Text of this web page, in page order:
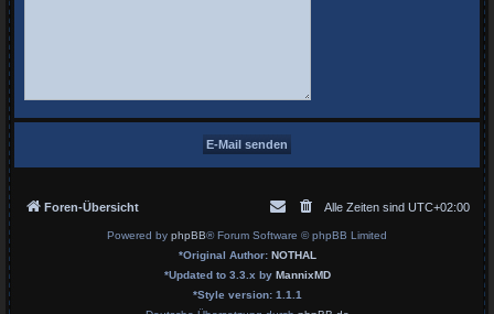
Foren-Übersicht Alle Zeiten sind UTC+02:00
Powered by phpBB® Forum Software © phpBB Limited
*Original Author: NOTHAL
*Updated to 3.3.x by MannixMD
*Style version: 1.1.1